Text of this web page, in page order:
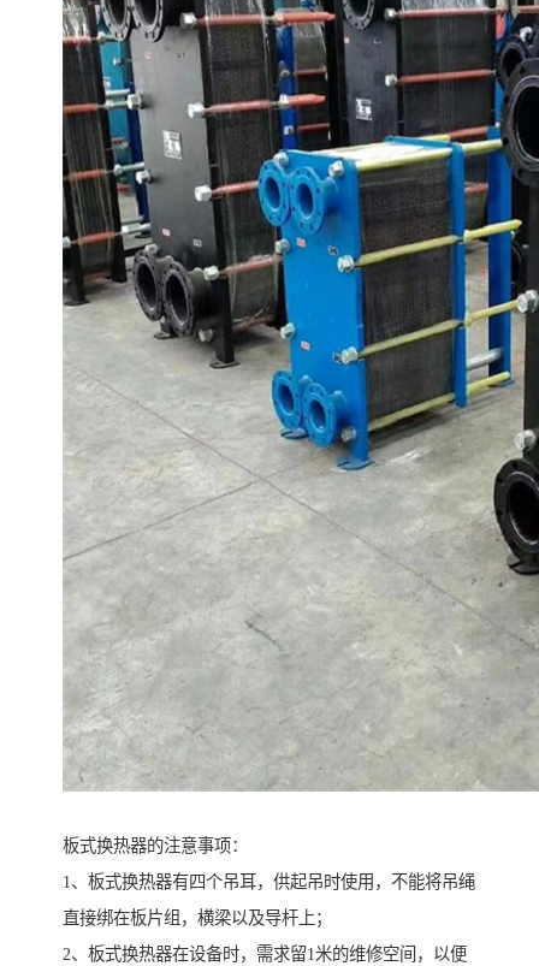
板式换热器的注意事项：
1、板式换热器有四个吊耳，供起吊时使用，不能将吊绳
直接绑在板片组，横梁以及导杆上；
2、板式换热器在设备时，需求留1米的维修空间，以便